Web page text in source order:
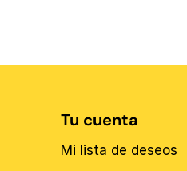
Tu cuenta
Mi lista de deseos